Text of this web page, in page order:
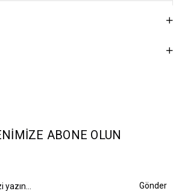
ABONE OLUN
Gönder